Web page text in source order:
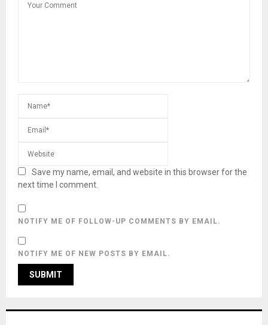
Save my name, email, and website in this browser for the
next time I comment.
NOTIFY ME OF FOLLOW-UP COMMENTS BY EMAIL.
NOTIFY ME OF NEW POSTS BY EMAIL.